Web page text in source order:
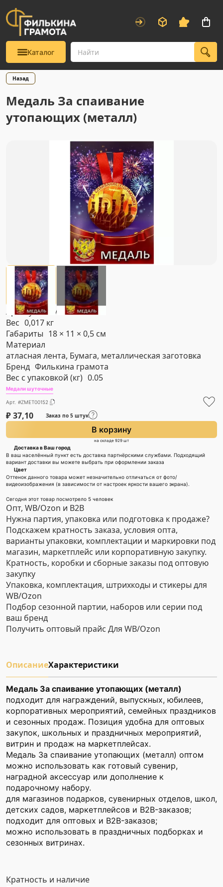
Каталог
Назад
Медаль За спаивание
утопающих (металл)
Артикул #ZMET00152
Вес 0,017 кг
Габариты 18 × 11 × 0,5 см
Материал
атласная лента, Бумага, металлическая заготовка
Бренд Филькина грамота
Вес с упаковкой (кг) 0.05
Медали шуточные
Арт. #ZMET00152
₽37,10 Заказ по 5 штук
В корзину
на складе 929 шт
Доставка в Ваш город
В ваш населённый пункт есть доставка партнёрскими службами. Подходящий
вариант доставки вы можете выбрать при оформлении заказа
Цвет
Оттенок данного товара может незначительно отличаться от фото/
видеоизображения (в зависимости от настроек яркости вашего экрана).
Сегодня этот товар посмотрело 5 человек
Опт, WB/Ozon и B2B
Нужна партия, упаковка или подготовка к продаже?
Подскажем кратность заказа, условия опта,
варианты упаковки, комплектации и маркировки под
магазин, маркетплейс или корпоративную закупку.
Кратность, коробки и сборные заказы под оптовую
закупку
Упаковка, комплектация, штрихкоды и стикеры для
WB/Ozon
Подбор сезонной партии, наборов или серии под
ваш бренд
Получить оптовый прайс Для WB/Ozon
ОписаниеХарактеристики
Медаль За спаивание утопающих (металл)
подходит для награждений, выпускных, юбилеев,
корпоративных мероприятий, семейных праздников
и сезонных продаж. Позиция удобна для оптовых
закупок, школьных и праздничных мероприятий,
витрин и продаж на маркетплейсах.
Медаль За спаивание утопающих (металл) оптом
можно использовать как готовый сувенир,
наградной аксессуар или дополнение к
подарочному набору.
для магазинов подарков, сувенирных отделов, школ,
детских садов, маркетплейсов и B2B-заказов;
подходит для оптовых и B2B-заказов;
можно использовать в праздничных подборках и
сезонных витринах.
Кратность и наличие